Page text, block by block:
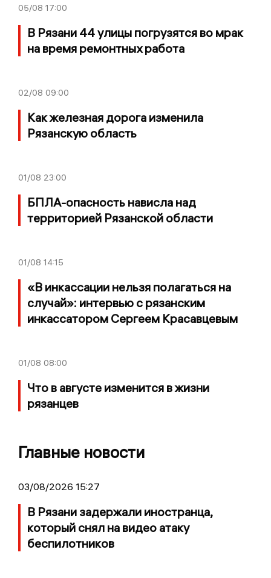
05/08 17:00
В Рязани 44 улицы погрузятся во мрак
на время ремонтных работа
02/08 09:00
Как железная дорога изменила
Рязанскую область
01/08 23:00
БПЛА-опасность нависла над
территорией Рязанской области
01/08 14:15
«В инкассации нельзя полагаться на
случай»: интервью с рязанским
инкассатором Сергеем Красавцевым
01/08 08:00
Что в августе изменится в жизни
рязанцев
Главные новости
03/08/2026 15:27
В Рязани задержали иностранца,
который снял на видео атаку
беспилотников